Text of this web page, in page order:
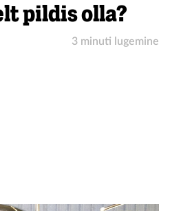
pildis olla?
3 minuti lugemine